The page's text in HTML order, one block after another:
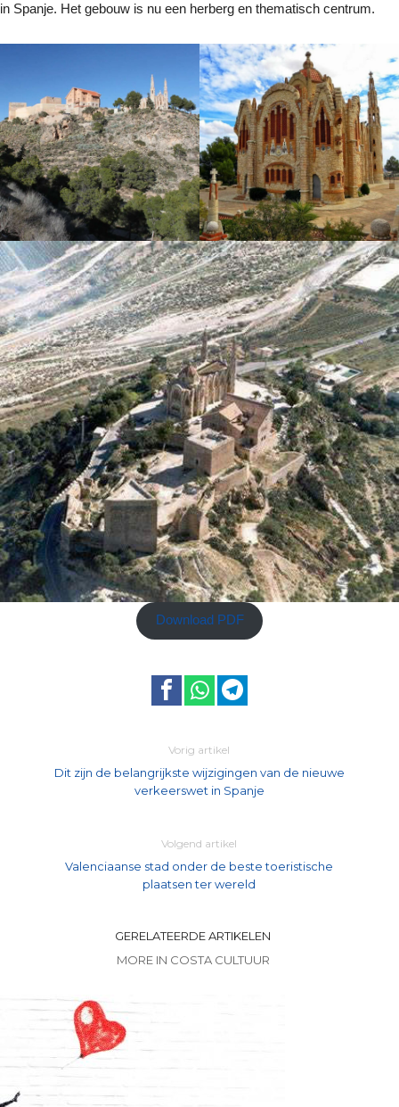
in Spanje. Het gebouw is nu een herberg en thematisch centrum.
Download PDF
Vorig artikel
Dit zijn de belangrijkste wijzigingen van de nieuwe
verkeerswet in Spanje
Volgend artikel
Valenciaanse stad onder de beste toeristische
plaatsen ter wereld
GERELATEERDE ARTIKELEN
MORE IN COSTA CULTUUR